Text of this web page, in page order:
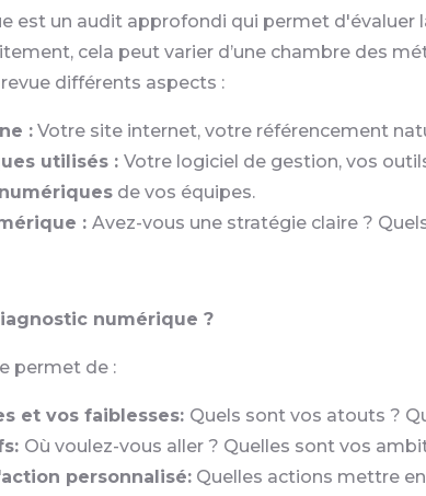
est un audit approfondi qui permet
cela peut varier d’une chambre des
différents aspects :
: Votre site internet, votre référencement
utilisés : Votre logiciel de gestion, vos
de vos équipes.
: Avez-vous une stratégie claire ?
numérique ?
permet de :
et vos faiblesses: Quels sont vos atouts ?
Où voulez-vous aller ? Quelles sont vos
personnalisé: Quelles actions mettre